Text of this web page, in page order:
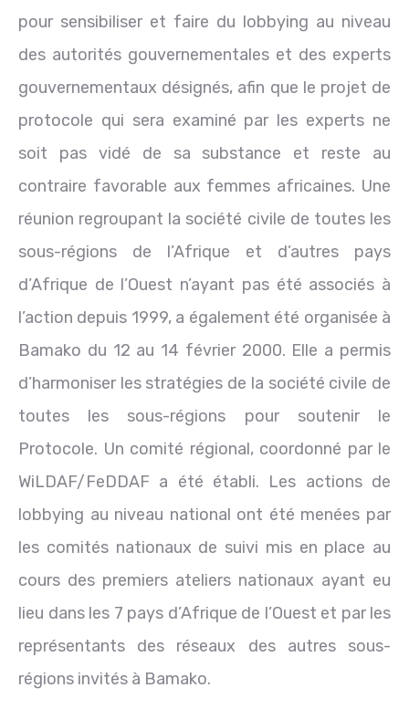
pour sensibiliser et faire du lobbying au niveau
des autorités gouvernementales et des experts
gouvernementaux désignés, afin que le projet de
protocole qui sera examiné par les experts ne
soit pas vidé de sa substance et reste au
contraire favorable aux femmes africaines. Une
réunion regroupant la société civile de toutes les
sous-régions de l’Afrique et d’autres pays
d’Afrique de l’Ouest n’ayant pas été associés à
l’action depuis 1999, a également été organisée à
Bamako du 12 au 14 février 2000. Elle a permis
d’harmoniser les stratégies de la société civile de
toutes les sous-régions pour soutenir le
Protocole. Un comité régional, coordonné par le
WiLDAF/FeDDAF a été établi. Les actions de
lobbying au niveau national ont été menées par
les comités nationaux de suivi mis en place au
cours des premiers ateliers nationaux ayant eu
lieu dans les 7 pays d’Afrique de l’Ouest et par les
représentants des réseaux des autres sous-
régions invités à Bamako.